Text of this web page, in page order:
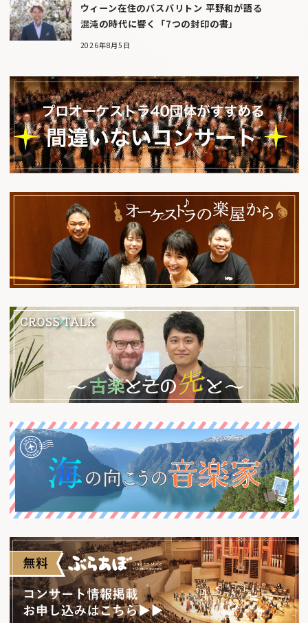
ウィーン在住のバスバリトン 平野和が語る
混沌の時代に響く「7つの封印の書」
2026年8月5日